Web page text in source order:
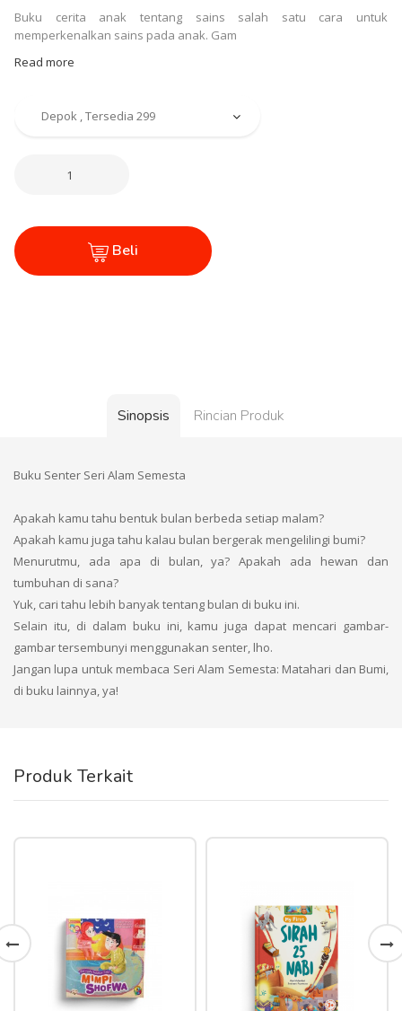
Buku cerita anak tentang sains salah satu cara untuk
memperkenalkan sains pada anak. Gam
Read more
Beli
Sinopsis Rincian Produk
Buku Senter Seri Alam Semesta
Apakah kamu tahu bentuk bulan berbeda setiap malam?
Apakah kamu juga tahu kalau bulan bergerak mengelilingi bumi?
Menurutmu, ada apa di bulan, ya? Apakah ada hewan dan
tumbuhan di sana?
Yuk, cari tahu lebih banyak tentang bulan di buku ini.
Selain itu, di dalam buku ini, kamu juga dapat mencari gambar-
gambar tersembunyi menggunakan senter, lho.
Jangan lupa untuk membaca Seri Alam Semesta: Matahari dan Bumi,
di buku lainnya, ya!
Produk Terkait